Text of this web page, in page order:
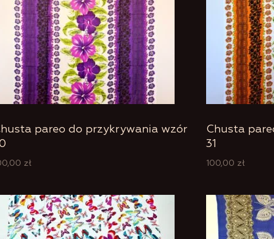
pareo do przykrywania wzór
zł
Chusta
31
100,00 zł